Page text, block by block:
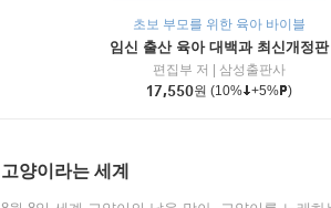
초보 부모를 위한 육아 바이블
임신 출산 육아 대백과 최신개정판
편집부 저
삼성출판사
17,550원 (10% +5% )
고양이라는 세계